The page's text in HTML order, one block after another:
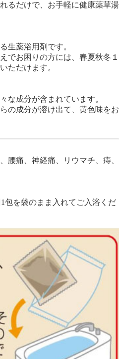
るだけで、お手軽に健康薬草湯
生薬浴用剤です。
でお困りの方には、春夏秋冬１
ただけます。
な成分が含まれています。
の成分が溶け出て、黄色味をお
腰痛、神経痛、リウマチ、痔、
包を袋のまま入れてご入浴くだ